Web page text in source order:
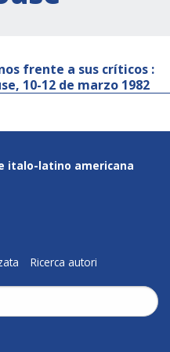
frente a sus críticos :
10-12 de marzo 1982
italo-latino americana
Ricerca autori